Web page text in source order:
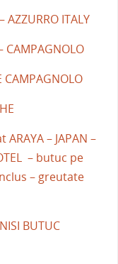
AZZURRO ITALY
CAMPAGNOLO
CAMPAGNOLO
– JAPAN –
– butuc pe
– greutate
BUTUC